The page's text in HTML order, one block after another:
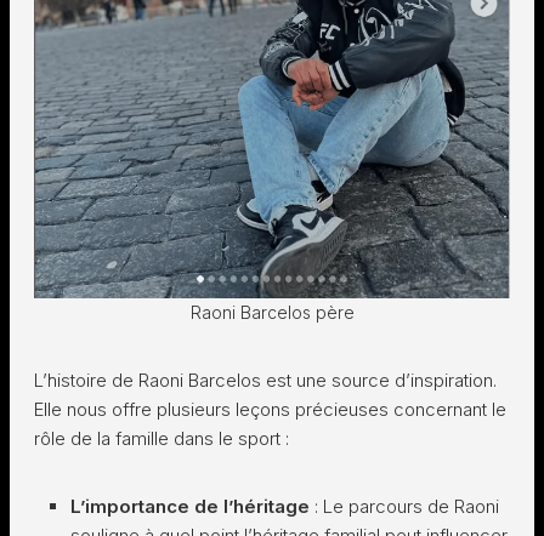
Raoni Barcelos père
L’histoire de Raoni Barcelos est une source d’inspiration.
Elle nous offre plusieurs leçons précieuses concernant le
rôle de la famille dans le sport :
L’importance de l’héritage : Le parcours de Raoni